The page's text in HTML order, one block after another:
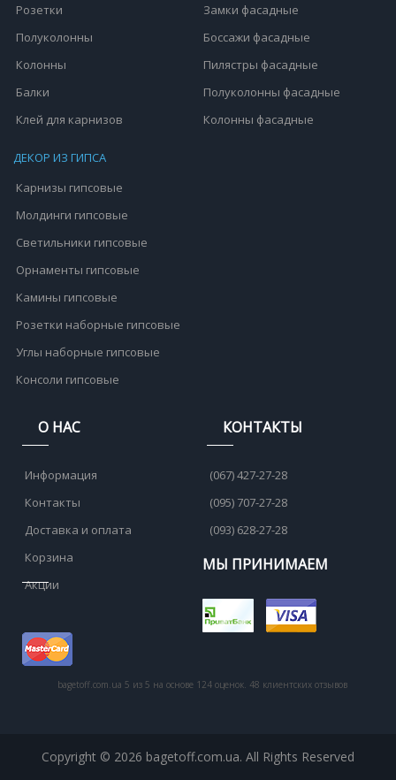
Розетки
Полуколонны
Колонны
Балки
Клей для карнизов
Замки фасадные
Боссажи фасадные
Пилястры фасадные
Полуколонны фасадные
Колонны фасадные
ДЕКОР ИЗ ГИПСА
Карнизы гипсовые
Молдинги гипсовые
Светильники гипсовые
Орнаменты гипсовые
Камины гипсовые
Розетки наборные гипсовые
Углы наборные гипсовые
Консоли гипсовые
О НАС
Информация
Контакты
Доставка и оплата
Корзина
Акции
КОНТАКТЫ
(067) 427-27-28
(095) 707-27-28
(093) 628-27-28
МЫ ПРИНИМАЕМ
bagetoff.com.ua 5 из 5 на основе 124 оценок. 48 клиентских отзывов
Copyright © 2026 bagetoff.com.ua. All Rights Reserved